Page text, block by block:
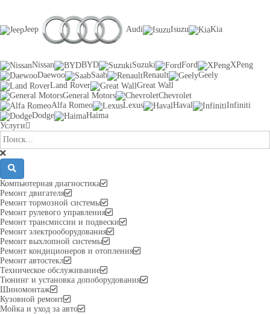
Jeep Audi Isuzu Kia
Nissan BYD Suzuki Ford
XPeng
Daewoo
Saab Renault
Geely
Land Rover
Great Wall
General Motors
Chevrolet
Alfa Romeo
Lexus Haval
Infiniti
Dodge
Haima
Услуги
Компьютерная диагностика
Ремонт двигателя
Ремонт тормозной системы
Ремонт рулевого управления
Ремонт трансмиссии и подвески
Ремонт электрооборудования
Ремонт выхлопной системы
Ремонт кондиционеров и отопления
Ремонт автостекл
Техническое обслуживание
Тюнинг и установка допоборудования
Шиномонтаж
Кузовной ремонт
Мойка и уход за авто